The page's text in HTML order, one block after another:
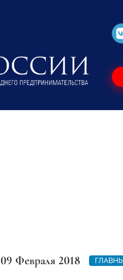
09 Февраля 2018